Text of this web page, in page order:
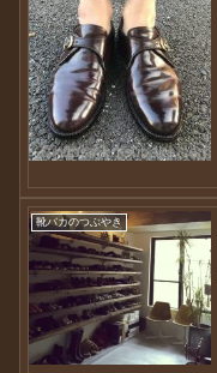
靴バカのつぶやき